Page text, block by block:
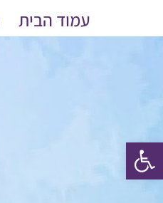
פתח סרגל נגישות
עמוד הבית